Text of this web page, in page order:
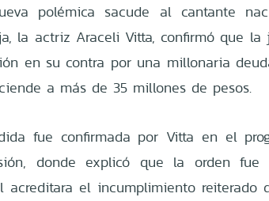
polémica sacude al cantante
la actriz Araceli Vitta, confirmó que
en su contra por una millonaria
a más de 35 millones de pesos.
fue confirmada por Vitta en el
donde explicó que la orden
acreditara el incumplimiento reiterado